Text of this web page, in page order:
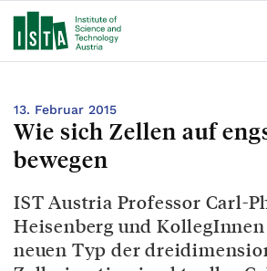
13. Februar 2015
Wie sich Zellen auf
bewegen
IST Austria Professor Carl-
Heisenberg und
neuen Typ der